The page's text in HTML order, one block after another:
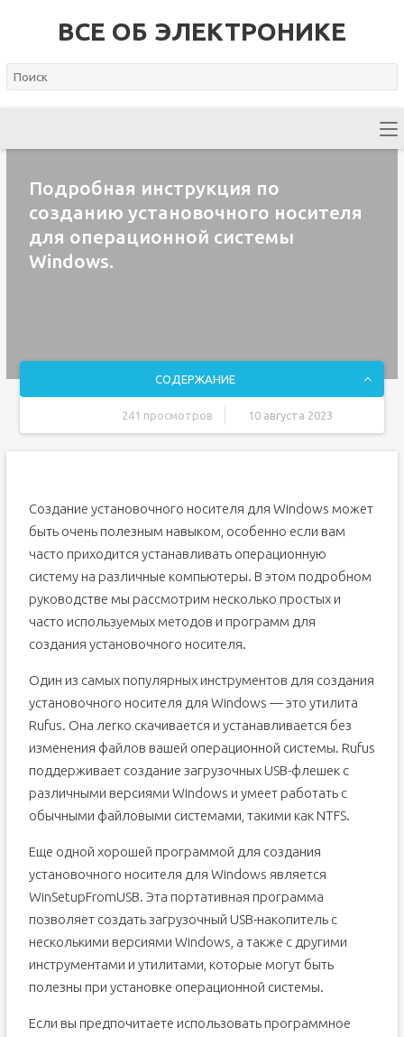
ВСЕ ОБ ЭЛЕКТРОНИКЕ
Подробная инструкция по
созданию установочного носителя
для операционной системы
Windows.
СОДЕРЖАНИЕ
241 просмотров 10 августа 2023
установочного носителя
3. Выбор источника Windows и настройка
4. Начало создания установочного носителя
установочного носителя для Windows
Подготовка USB-флешки
Шаг 1: Выбор флешки
Шаг 2: Форматирование флешки
Шаг 3: Скачивание программы
Шаг 4: Установка программы
Шаг 5: Создание загрузочной флешки
Шаг 6: Завершение процесса
Выбор и загрузка образа операционной системы
1. Скачать образ Windows с официального сайта
2. Использование программного обеспечения Rufus
для создания загрузочного носителя
UltraISO для создания загрузочной флешки
Создание загрузочного диска с помощью программы
установочного носителя
Подготовка к установке
Создание установочного носителя для Windows может
быть очень полезным навыком, особенно если вам
часто приходится устанавливать операционную
систему на различные компьютеры. В этом подробном
руководстве мы рассмотрим несколько простых и
часто используемых методов и программ для
создания установочного носителя.
Один из самых популярных инструментов для создания
установочного носителя для Windows — это утилита
Rufus. Она легко скачивается и устанавливается без
изменения файлов вашей операционной системы. Rufus
поддерживает создание загрузочных USB-флешек с
различными версиями Windows и умеет работать с
обычными файловыми системами, такими как NTFS.
Еще одной хорошей программой для создания
установочного носителя для Windows является
WinSetupFromUSB. Эта портативная программа
позволяет создать загрузочный USB-накопитель с
несколькими версиями Windows, а также с другими
инструментами и утилитами, которые могут быть
полезны при установке операционной системы.
Если вы предпочитаете использовать программное